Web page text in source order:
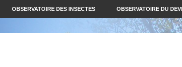
OBSERVATOIRE DES INSECTES OBSERVATOIRE DU